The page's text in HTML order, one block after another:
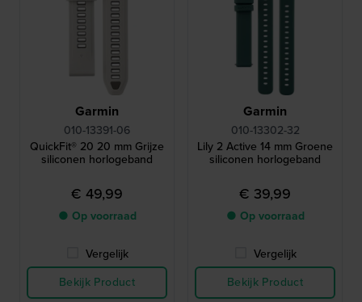
Garmin
010-13391-06
QuickFit® 20 20 mm Grijze
siliconen horlogeband
€ 49,99
● Op voorraad
Vergelijk
Bekijk Product
Garmin
010-13302-32
Lily 2 Active 14 mm Groene
siliconen horlogeband
€ 39,99
● Op voorraad
Vergelijk
Bekijk Product